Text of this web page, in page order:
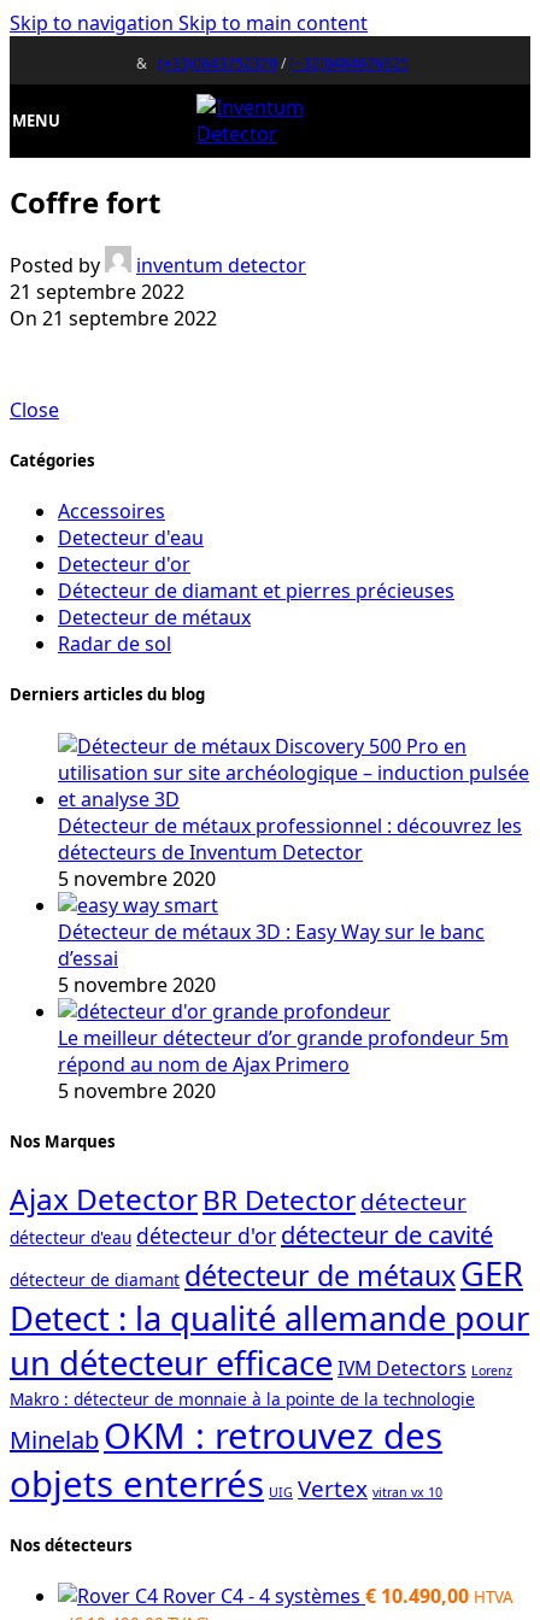
Skip to navigation Skip to main content
& (+33)0643752370/(+32)0484676625
MENU
Coffre fort
Posted by
inventum detector
21 septembre 2022
On 21 septembre 2022
Close
Catégories
Accessoires
Detecteur d'eau
Detecteur d'or
Détecteur de diamant et pierres précieuses
Detecteur de métaux
Radar de sol
Derniers articles du blog
Détecteur de métaux professionnel : découvrez les
détecteurs de Inventum Detector
5 novembre 2020
Détecteur de métaux 3D : Easy Way sur le banc
d’essai
5 novembre 2020
Le meilleur détecteur d’or grande profondeur 5m
répond au nom de Ajax Primero
5 novembre 2020
Nos Marques
Ajax DetectorBR Detectordétecteur
détecteur d'eau détecteur d'or détecteur de cavité
détecteur de diamant détecteur de métauxGER
Detect : la qualité allemande pour
un détecteur efficace IVM Detectors Lorenz
Makro : détecteur de monnaie à la pointe de la technologie
MinelabOKM : retrouvez des
objets enterrés UIG Vertex vitran vx 10
Nos détecteurs
Rover C4 - 4 systèmes € 10.490,00 HTVA